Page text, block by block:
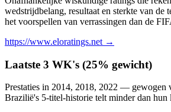
wedstrijdbelang, resultaat en sterkte van de
het voorspellen van verrassingen dan de
https://www.eloratings.net →
Laatste 3 WK's (25% gewicht)
Prestaties in 2014, 2018, 2022 — gewogen
Brazilië's 5-titel-historie telt minder dan hun